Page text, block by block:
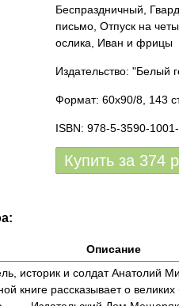
Беспраздничный,
письмо, Отпуск на
ослика, Иван и фрицы
Издательство: "Белый
Формат: 60x90/8, 143
ISBN: 978-5-3590-
Купить за 374
Описание
историк и солдат Анатолий
книге рассказывает о великих